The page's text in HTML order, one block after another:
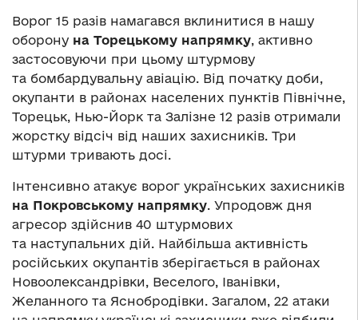
Ворог 15 разів намагався вклинитися в нашу
оборону на Торецькому напрямку, активно
застосовуючи при цьому штурмову
та бомбардувальну авіацію. Від початку доби,
окупанти в районах населених пунктів Північне,
Торецьк, Нью-Йорк та Залізне 12 разів отримали
жорстку відсіч від наших захисників. Три
штурми тривають досі.
Інтенсивно атакує ворог українських захисників
на Покровському напрямку. Упродовж дня
агресор здійснив 40 штурмових
та наступальних дій. Найбільша активність
російських окупантів зберігається в районах
Новоолександрівки, Веселого, Іванівки,
Желанного та Яснобродівки. Загалом, 22 атаки